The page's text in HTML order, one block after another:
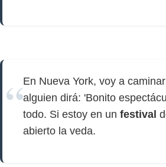
En Nueva York, voy a
alguien dirá: 'Bonito
todo. Si estoy en un festival
abierto la veda.